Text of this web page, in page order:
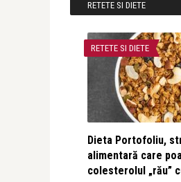
RETETE SI DIETE
RETETE SI DIETE
Dieta Portofoliu,
alimentară care
colesterolul „rău”